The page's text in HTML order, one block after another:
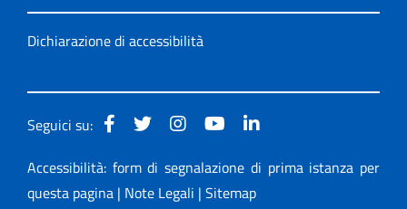
Dichiarazione di accessibilità
Seguici su:
Accessibilità: form di segnalazione di prima istanza per
questa pagina | Note Legali | Sitemap